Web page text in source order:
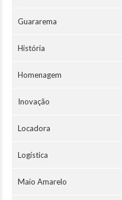
Guararema
História
Homenagem
Inovação
Locadora
Logística
Maio Amarelo